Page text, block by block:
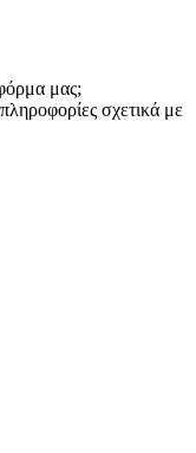
μας;
σχετικά με